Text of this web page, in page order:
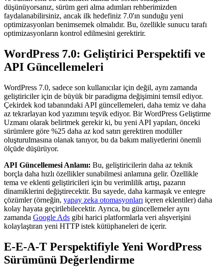
düşünüyorsanız, sürüm geri alma adımları rehberimizden
faydalanabilirsiniz, ancak ilk hedefiniz 7.0'ın sunduğu yeni
optimizasyonları benimsemek olmalıdır. Bu, özellikle sunucu tarafı
optimizasyonların kontrol edilmesini gerektirir.
WordPress 7.0: Geliştirici Perspektifi ve
API Güncellemeleri
WordPress 7.0, sadece son kullanıcılar için değil, aynı zamanda
geliştiriciler için de büyük bir paradigma değişimini temsil ediyor.
Çekirdek kod tabanındaki API güncellemeleri, daha temiz ve daha
az tekrarlayan kod yazımını teşvik ediyor. Bir WordPress Geliştirme
Uzmanı olarak belirtmek gerekir ki, bu yeni API yapıları, önceki
sürümlere göre %25 daha az kod satırı gerektiren modüller
oluşturulmasına olanak tanıyor, bu da bakım maliyetlerini önemli
ölçüde düşürüyor.
API Güncellemesi Anlamı: Bu, geliştiricilerin daha az teknik
borçla daha hızlı özellikler sunabilmesi anlamına gelir. Özellikle
tema ve eklenti geliştiricileri için bu verimlilik artışı, pazarın
dinamiklerini değiştirecektir. Bu sayede, daha karmaşık ve entegre
çözümler (örneğin, yapay zeka otomasyonları içeren eklentiler) daha
kolay hayata geçirilebilecektir. Ayrıca, bu güncellemeler aynı
zamanda Google Ads gibi harici platformlarla veri alışverişini
kolaylaştıran yeni HTTP istek kütüphaneleri de içerir.
E-E-A-T Perspektifiyle Yeni WordPress
Sürümünü Değerlendirme